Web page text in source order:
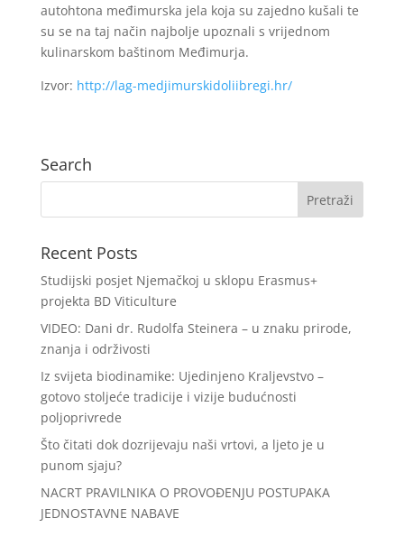
autohtona međimurska jela koja su zajedno kušali te
su se na taj način najbolje upoznali s vrijednom
kulinarskom baštinom Međimurja.
Izvor: http://lag-medjimurskidoliibregi.hr/
Search
Recent Posts
Studijski posjet Njemačkoj u sklopu Erasmus+
projekta BD Viticulture
VIDEO: Dani dr. Rudolfa Steinera – u znaku prirode,
znanja i održivosti
Iz svijeta biodinamike: Ujedinjeno Kraljevstvo –
gotovo stoljeće tradicije i vizije budućnosti
poljoprivrede
Što čitati dok dozrijevaju naši vrtovi, a ljeto je u
punom sjaju?
NACRT PRAVILNIKA O PROVOĐENJU POSTUPAKA
JEDNOSTAVNE NABAVE